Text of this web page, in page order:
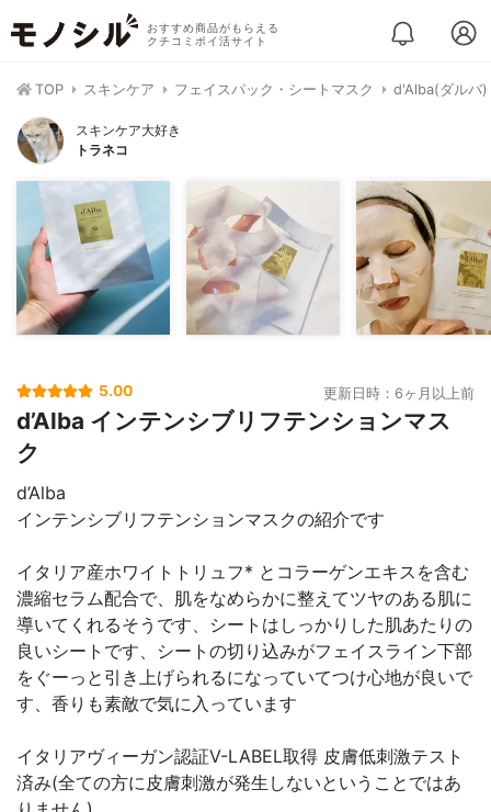
おすすめ商品がもらえる
クチコミポイ活サイト
TOP スキンケア フェイスパック・シートマスク d'Alba(ダルバ)
スキンケア大好き
トラネコ
5.00 更新日時：6ヶ月以上前
d’Alba インテンシブリフテンションマス
ク
d’Alba
インテンシブリフテンションマスクの紹介です
イタリア産ホワイトトリュフ* とコラーゲンエキスを含む
濃縮セラム配合で、肌をなめらかに整えてツヤのある肌に
導いてくれるそうです、シートはしっかりした肌あたりの
良いシートです、シートの切り込みがフェイスライン下部
をぐーっと引き上げられるになっていてつけ心地が良いで
す、香りも素敵で気に入っています
イタリアヴィーガン認証V-LABEL取得 皮膚低刺激テスト
済み(全ての方に皮膚刺激が発生しないということではあ